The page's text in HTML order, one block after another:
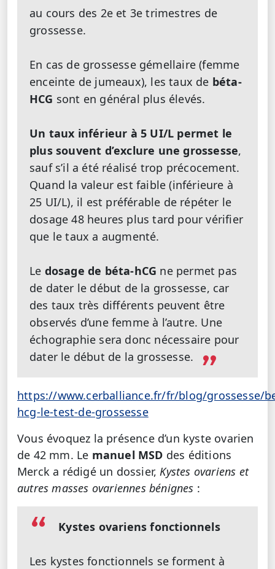
au cours des 2e et 3e trimestres de
grossesse.
En cas de grossesse gémellaire (femme
enceinte de jumeaux), les taux de béta-
HCG sont en général plus élevés.
Un taux inférieur à 5 UI/L permet le
plus souvent d’exclure une grossesse,
sauf s’il a été réalisé trop précocement.
Quand la valeur est faible (inférieure à
25 UI/L), il est préférable de répéter le
dosage 48 heures plus tard pour vérifier
que le taux a augmenté.
Le dosage de béta-hCG ne permet pas
de dater le début de la grossesse, car
des taux très différents peuvent être
observés d’une femme à l’autre. Une
échographie sera donc nécessaire pour
dater le début de la grossesse.
https://www.cerballiance.fr/fr/blog/grossesse/
hcg-le-test-de-grossesse
Vous évoquez la présence d’un kyste ovarien
de 42 mm. Le manuel MSD des éditions
Merck a rédigé un dossier,Kystes ovariens et
autres masses ovariennes bénignes :
Kystes ovariens fonctionnels
Les kystes fonctionnels se forment à